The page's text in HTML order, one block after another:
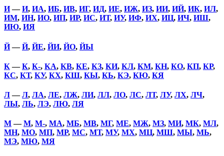
И—И, ИА, ИБ, ИВ, ИГ, ИД, ИЕ, ИЖ, ИЗ, ИИ, ИЙ, ИК, ИЛ,
ИМ, ИН, ИО, ИП, ИР, ИС, ИТ, ИУ, ИФ, ИХ, ИЦ, ИЧ, ИШ,
ИЮ, ИЯ
Й—Й, ЙЕ, ЙИ, ЙО, ЙЫ
К—К, К-, КА, КВ, КЕ, КЗ, КИ, КЛ, КМ, КН, КО, КП, КР,
КС, КТ, КУ, КХ, КШ, КЫ, КЬ, КЭ, КЮ, КЯ
Л—Л, ЛА, ЛЕ, ЛЖ, ЛИ, ЛЛ, ЛО, ЛС, ЛТ, ЛУ, ЛХ, ЛЧ,
ЛЫ, ЛЬ, ЛЭ, ЛЮ, ЛЯ
М—М, М-, МА, МБ, МВ, МГ, МЕ, МЖ, МЗ, МИ, МК, МЛ,
МН, МО, МП, МР, МС, МТ, МУ, МХ, МЦ, МШ, МЫ, МЬ,
МЭ, МЮ, МЯ